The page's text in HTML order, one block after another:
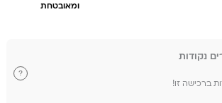
ומאובטחת
נקודות
?